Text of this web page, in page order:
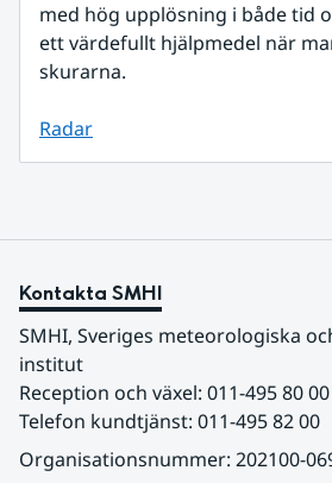
med hög upplösning i både tid
ett värdefullt hjälpmedel när
skurarna.
Radar
Kontakta SMHI
SMHI, Sveriges meteorologiska
institut
Reception och växel: 011-495 80 00
Telefon kundtjänst: 011-495 82 00
Organisationsnummer: 202100-